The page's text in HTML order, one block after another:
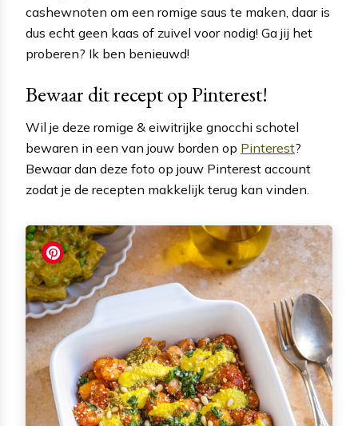
cashewnoten om een romige saus te maken, daar is
dus echt geen kaas of zuivel voor nodig! Ga jij het
proberen? Ik ben benieuwd!
Bewaar dit recept op Pinterest!
Wil je deze romige & eiwitrijke gnocchi schotel
bewaren in een van jouw borden op Pinterest?
Bewaar dan deze foto op jouw Pinterest account
zodat je de recepten makkelijk terug kan vinden.